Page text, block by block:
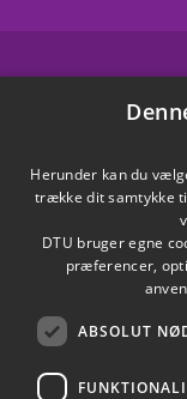
Herunder kan du
trække dit samtykke
DTU bruger egne
præferencer,
ABSOLUT